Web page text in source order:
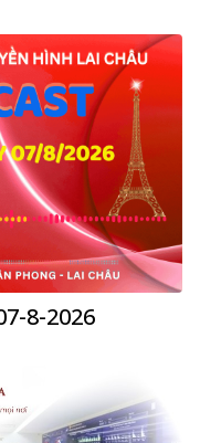
8-2026